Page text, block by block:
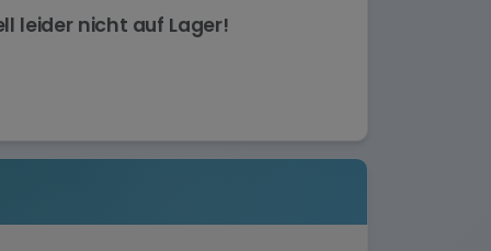
leider nicht auf Lager!